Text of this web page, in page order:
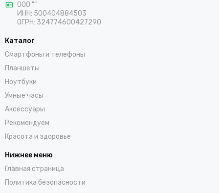
ООО ""
ИНН: 500404884503
ОГРН: 324774600427290
Каталог
Смартфоны и телефоны
Планшеты
Ноутбуки
Умные часы
Аксессуары
Рекомендуем
Красота и здоровье
Нижнее меню
Главная страница
Политика безопасности